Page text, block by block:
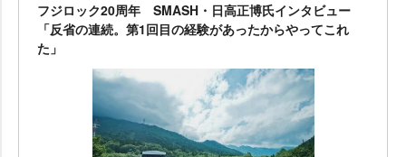
フジロック20周年 SMASH・日高正博氏インタビュー
「反省の連続。第1回目の経験があったからやってこれ
た」